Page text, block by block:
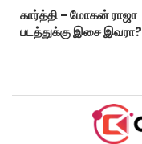
கார்த்தி - மோகன் ராஜா
படத்துக்கு இசை இவரா?